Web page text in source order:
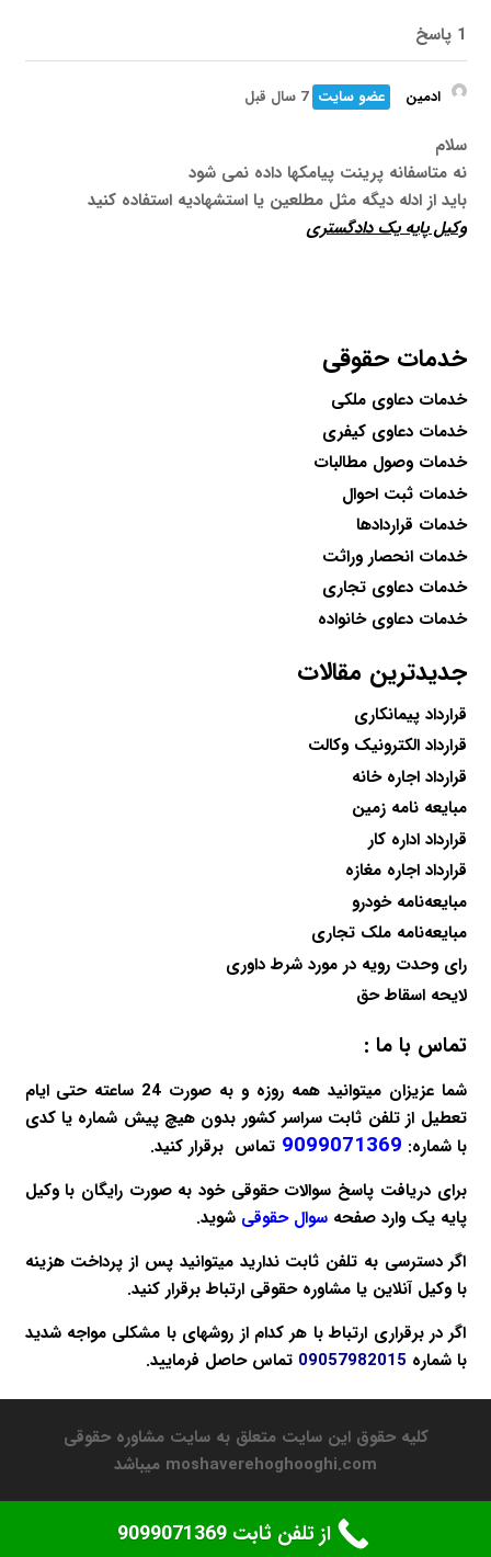
1 پاسخ
ادمین عضو سایت 7 سال قبل
سلام
نه متاسفانه پرینت پیامکها داده نمی شود
باید از ادله دیگه مثل مطلعین یا استشهادیه استفاده کنید
وکیل پایه یک دادگستری
خدمات حقوقی
خدمات دعاوی ملکی
خدمات دعاوی کیفری
خدمات وصول مطالبات
خدمات ثبت احوال
خدمات قراردادها
خدمات انحصار وراثت
خدمات دعاوی تجاری
خدمات دعاوی خانواده
جدیدترین مقالات
قرارداد پیمانکاری
قرارداد الکترونیک وکالت
قرارداد اجاره خانه
مبایعه نامه زمین
قرارداد اداره کار
قرارداد اجاره مغازه
مبایعه‌نامه خودرو
مبایعه‌نامه ملک تجاری
رای وحدت رویه در مورد شرط داوری
لایحه اسقاط حق
تماس با ما :
شما عزیزان میتوانید همه روزه و به صورت 24 ساعته حتی ایام
تعطیل از تلفن ثابت سراسر کشور بدون هیچ پیش شماره یا کدی
با شماره: 9099071369 تماس برقرار کنید.
برای دریافت پاسخ سوالات حقوقی خود به صورت رایگان با وکیل
پایه یک وارد صفحهسوال حقوقی شوید.
اگر دسترسی به تلفن ثابت ندارید میتوانید پس از پرداخت هزینه
باوکیل آنلاین یامشاوره حقوقی ارتباط برقرار کنید.
اگر در برقراری ارتباط با هر کدام از روشهای با مشکلی مواجه شدید
با شماره 09057982015 تماس حاصل فرمایید.
کلیه حقوق این سایت متعلق به سایت مشاوره حقوقی
moshaverehoghooghi.com میباشد
از تلفن ثابت 9099071369